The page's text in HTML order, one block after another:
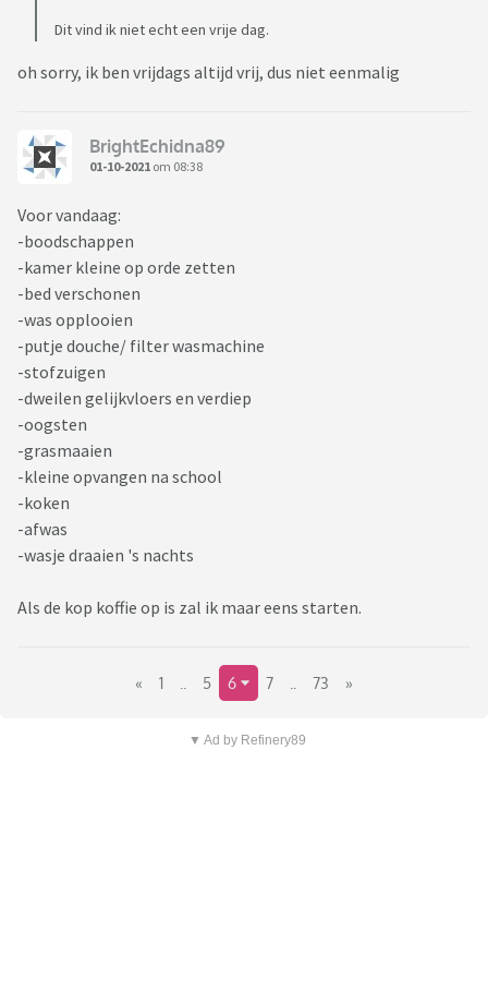
Dit vind ik niet echt een vrije dag.
oh sorry, ik ben vrijdags altijd vrij, dus niet eenmalig
BrightEchidna89
01-10-2021 om 08:38
Voor vandaag:
-boodschappen
-kamer kleine op orde zetten
-bed verschonen
-was opplooien
-putje douche/ filter wasmachine
-stofzuigen
-dweilen gelijkvloers en verdiep
-oogsten
-grasmaaien
-kleine opvangen na school
-koken
-afwas
-wasje draaien 's nachts
Als de kop koffie op is zal ik maar eens starten.
« 1 5 6 7 73 »
▼ Ad by Refinery89